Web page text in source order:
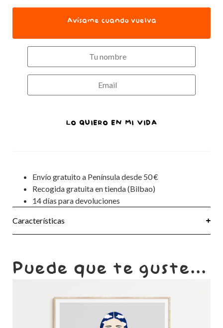
Avísame cuando vuelva
LO QUIERO EN MI VIDA
Envío gratuito a Península desde 50 €
Recogida gratuita en tienda (Bilbao)
14 días para devoluciones
Características
Puede que te guste...